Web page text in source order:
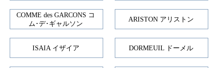
COMME des GARCONS コ
ム･デ･ギャルソン
ARISTON アリストン
ISAIA イザイア DORMEUIL ドーメル